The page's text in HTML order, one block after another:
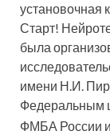
установочная
Старт!
была
имени Н.И.
Федеральным
ФМБА России